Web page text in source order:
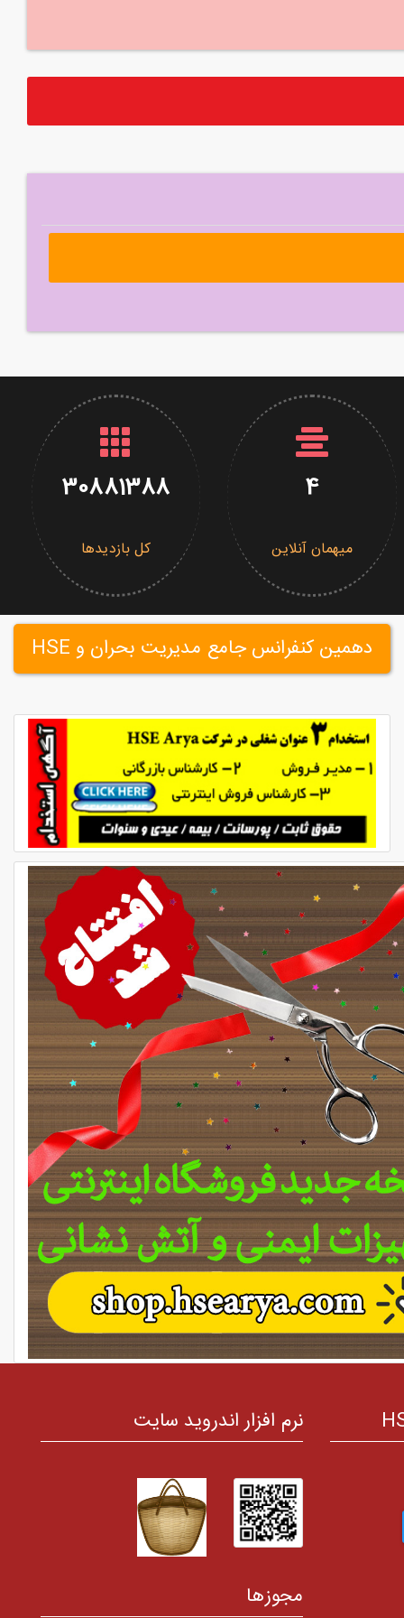
4
میهمان آنلاین
30881388
کل بازدیدها
دهمین کنفرانس جامع مدیریت بحران و HSE
نرم افزار اندروید سایت
مجوزها